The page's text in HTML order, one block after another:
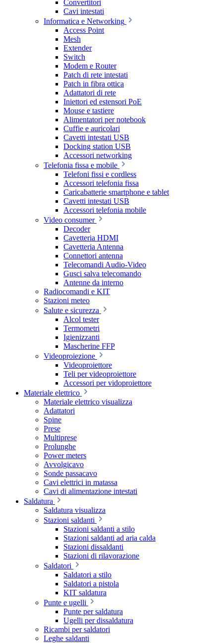
Convertitori
Cavi intestati
Informatica e Networking
Access Point
Mesh
Extender
Switch
Modem e Router
Patch di rete intestati
Patch in fibra ottica
Adattatori di rete
Iniettori ed estensori PoE
Mouse e tastiere
Alimentatori per notebook
Cuffie e auricolari
Cavetti intestati USB
Docking station USB
Accessori networking
Telefonia fissa e mobile
Telefoni fissi e cordless
Accessori telefonia fissa
Caricabatterie smartphone e tablet
Cavetti intestati USB
Accessori telefonia mobile
Video consumer
Decoder
Cavetteria HDMI
Cavetteria Antenna
Connettori antenna
Telecomandi Audio-Video
Gusci salva telecomando
Antenne da interno
Radiocomandi e KIT
Stazioni meteo
Salute e sicurezza
Alcol tester
Termometri
Igienizzanti
Mascherine FFP
Videoproiezione
Videoproiettore
Teli per videoproiettore
Accessori per vidoproiettore
Materiale elettrico
Materiale elettrico visualizza
Adattatori
Spine
Prese
Multiprese
Prolunghe
Power meters
Avvolgicavo
Sonde passacavo
Cavi elettrici in matassa
Cavi di alimentazione intestati
Saldatura
Saldatura visualizza
Stazioni saldanti
Stazioni saldanti a stilo
Stazioni saldanti ad aria calda
Stazioni dissaldanti
Stazioni di rilavorazione
Saldatori
Saldatori a stilo
Saldatori a pistola
KIT saldatura
Punte e ugelli
Punte per saldatura
Ugelli per dissaldatura
Ricambi per saldatori
Leghe saldanti